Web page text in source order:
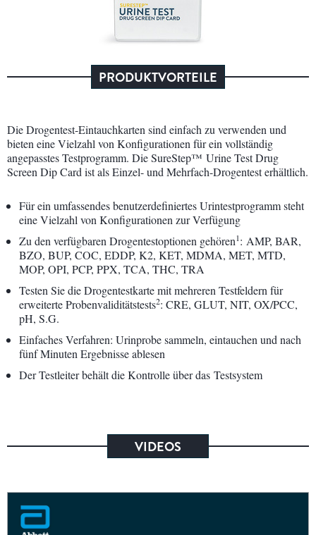
PRODUKTVORTEILE
Die Drogentest-Eintauchkarten sind einfach zu verwenden und
bieten eine Vielzahl von Konfigurationen für ein vollständig
angepasstes Testprogramm. Die SureStep™ Urine Test Drug
Screen Dip Card ist als Einzel- und Mehrfach-Drogentest erhältlich.
Für ein umfassendes benutzerdefiniertes Urintestprogramm steht
eine Vielzahl von Konfigurationen zur Verfügung
Zu den verfügbaren Drogentestoptionen gehören1: AMP, BAR,
BZO, BUP, COC, EDDP, K2, KET, MDMA, MET, MTD,
MOP, OPI, PCP, PPX, TCA, THC, TRA
Testen Sie die Drogentestkarte mit mehreren Testfeldern für
erweiterte Probenvaliditätstests2: CRE, GLUT, NIT, OX/PCC,
pH, S.G.
Einfaches Verfahren: Urinprobe sammeln, eintauchen und nach
fünf Minuten Ergebnisse ablesen
Der Testleiter behält die Kontrolle über das Testsystem
VIDEOS